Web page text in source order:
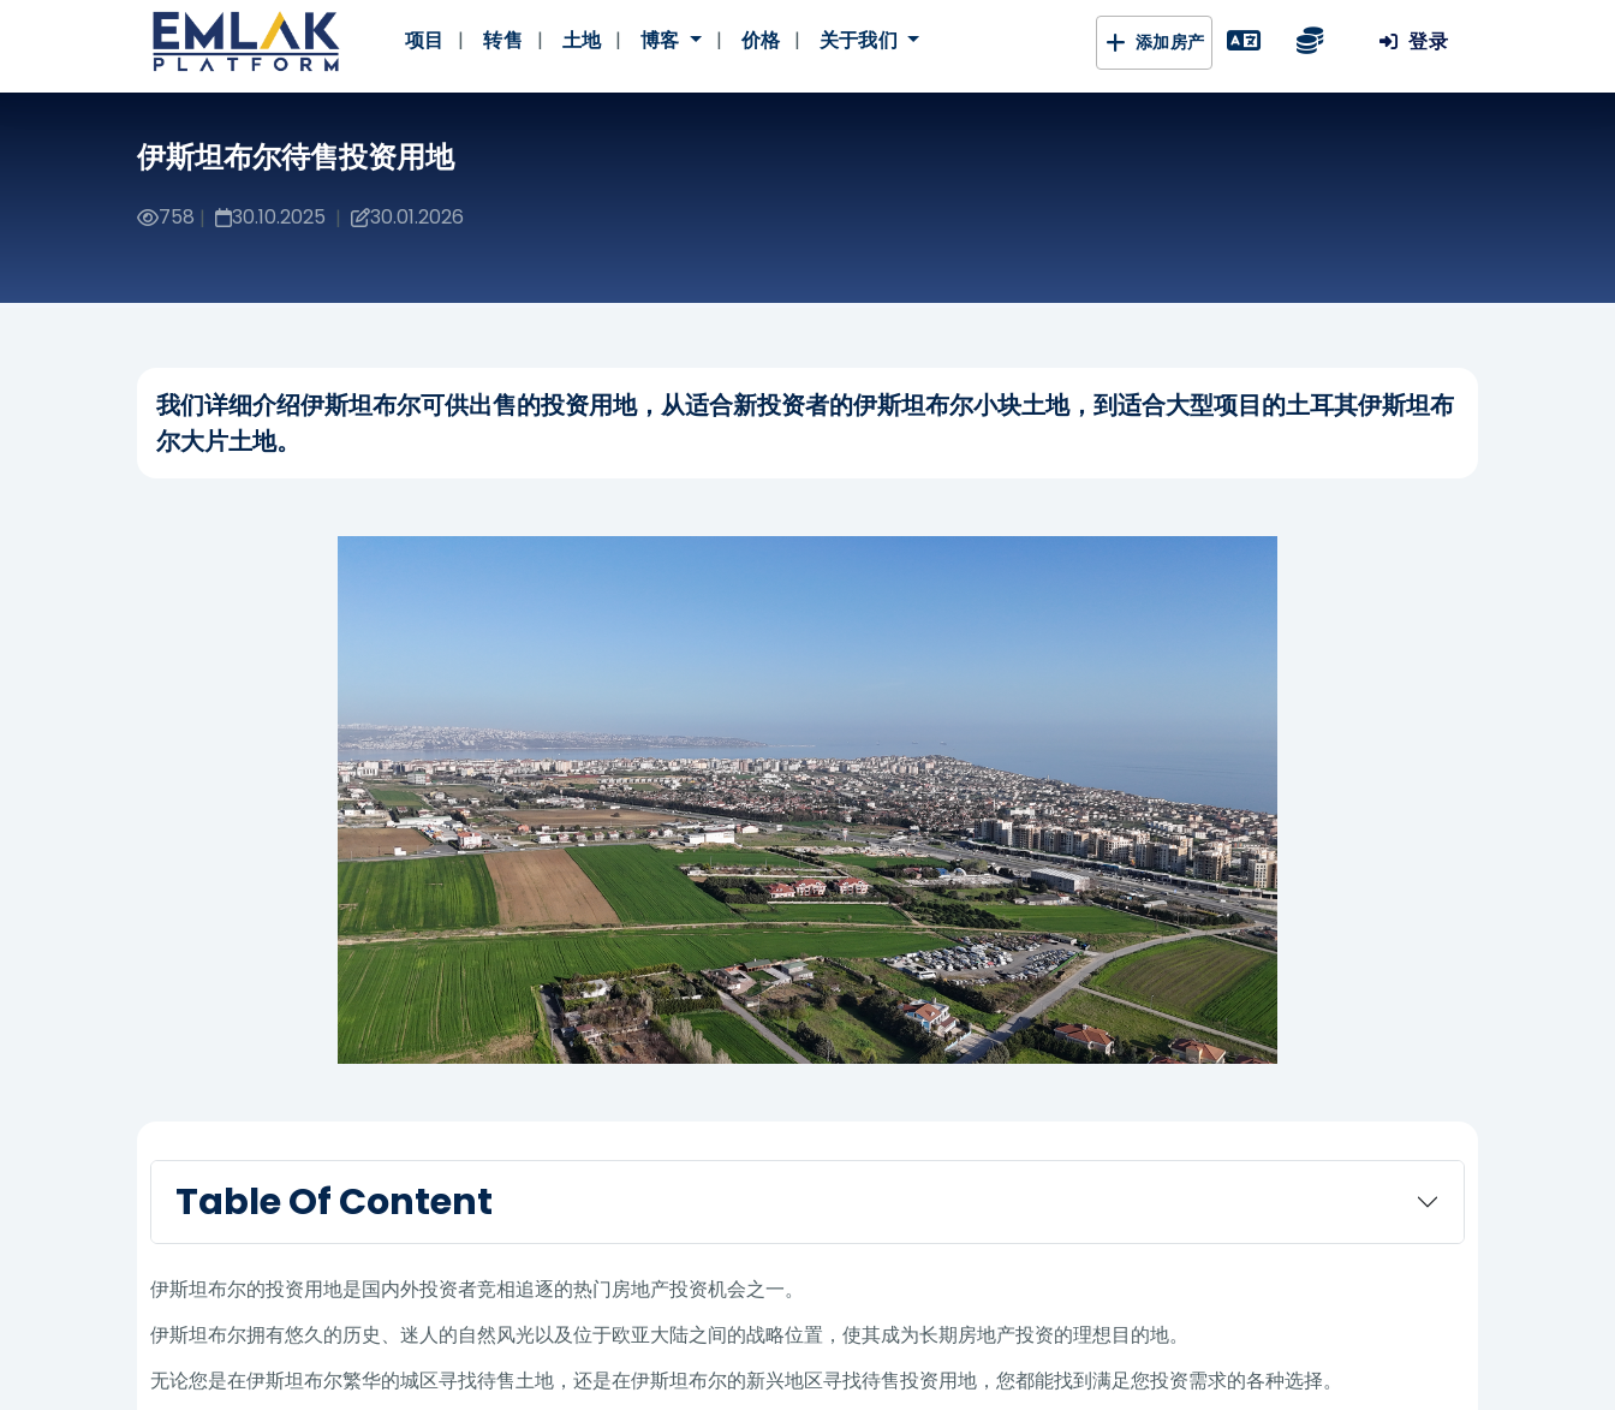
项目 转售 土地 博客 价格 关于我们 添加房产 登录
伊斯坦布尔待售投资用地
758 | 30.10.2025 | 30.01.2026
我们详细介绍伊斯坦布尔可供出售的投资用地，从适合新投资者的伊斯坦布尔小块土地，到适合大型项目的土耳其伊斯坦布
尔大片土地。
Table Of Content
伊斯坦布尔的投资用地是国内外投资者竞相追逐的热门房地产投资机会之一。
伊斯坦布尔拥有悠久的历史、迷人的自然风光以及位于欧亚大陆之间的战略位置，使其成为长期房地产投资的理想目的地。
无论您是在伊斯坦布尔繁华的城区寻找待售土地，还是在伊斯坦布尔的新兴地区寻找待售投资用地，您都能找到满足您投资需求的各种选择。